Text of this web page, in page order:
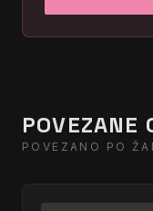
POVEZANE
POVEZANO PO